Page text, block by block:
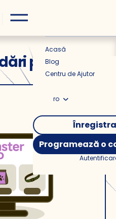
Acasă
Blog
Centru de Ajutor
ro
Programează o
pe site